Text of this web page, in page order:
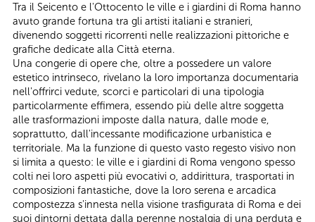
Tra il Seicento e l'Ottocento le ville e i giardini di Roma hanno
avuto grande fortuna tra gli artisti italiani e stranieri,
divenendo soggetti ricorrenti nelle realizzazioni pittoriche e
grafiche dedicate alla Città eterna.
Una congerie di opere che, oltre a possedere un valore
estetico intrinseco, rivelano la loro importanza documentaria
nell'offrirci vedute, scorci e particolari di una tipologia
particolarmente effimera, essendo più delle altre soggetta
alle trasformazioni imposte dalla natura, dalle mode e,
soprattutto, dall'incessante modificazione urbanistica e
territoriale. Ma la funzione di questo vasto regesto visivo non
si limita a questo: le ville e i giardini di Roma vengono spesso
colti nei loro aspetti più evocativi o, addirittura, trasportati in
composizioni fantastiche, dove la loro serena e arcadica
compostezza s'innesta nella visione trasfigurata di Roma e dei
suoi dintorni dettata dalla perenne nostalgia di una perduta e